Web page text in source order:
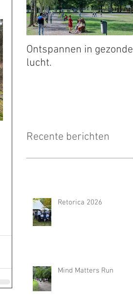
Ontspannen in gezonde
lucht.
Recente berichten
Retorica 2026
Mind Matters Run